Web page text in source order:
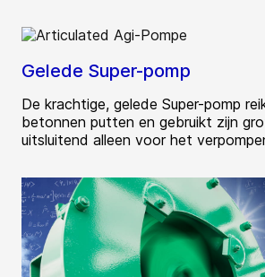
Gelede Super-pomp
De krachtige, gelede Super-pomp
betonnen putten en gebruikt zijn
uitsluitend alleen voor het